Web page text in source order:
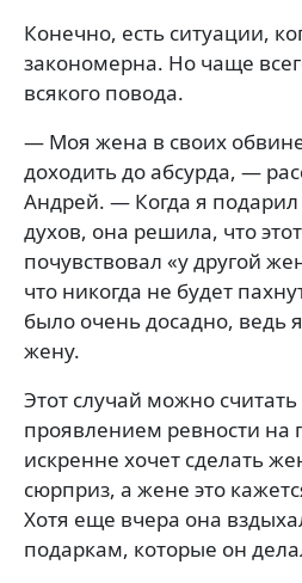
Конечно, есть ситуации,
закономерна. Но чаще
всякого повода.
— Моя жена в своих
доходить до абсурда, —
Андрей. — Когда я
духов, она решила, что
почувствовал «у другой
что никогда не будет
было очень досадно, ведь
жену.
Этот случай можно
проявлением ревности на
искренне хочет сделать
сюрприз, а жене это
Хотя еще вчера она
подаркам, которые он